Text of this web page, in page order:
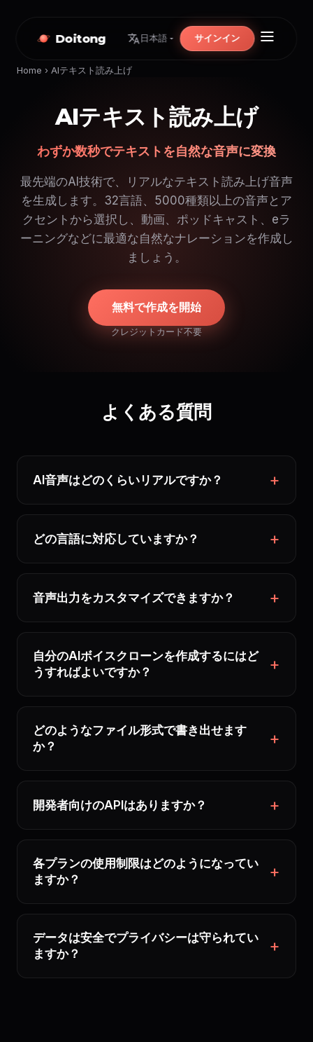
Doitong 日本語 サインイン
Home › AIテキスト読み上げ
AIテキスト読み上げ
わずか数秒でテキストを自然な音声に変換
最先端のAI技術で、リアルなテキスト読み上げ音声
を生成します。32言語、5000種類以上の音声とア
クセントから選択し、動画、ポッドキャスト、eラ
ーニングなどに最適な自然なナレーションを作成し
ましょう。
無料で作成を開始
クレジットカード不要
よくある質問
AI音声はどのくらいリアルですか？
どの言語に対応していますか？
音声出力をカスタマイズできますか？
自分のAIボイスクローンを作成するにはど
うすればよいですか？
どのようなファイル形式で書き出せます
か？
開発者向けのAPIはありますか？
各プランの使用制限はどのようになってい
ますか？
データは安全でプライバシーは守られてい
ますか？